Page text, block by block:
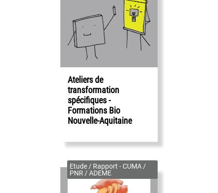
Ateliers de
transformation
spécifiques -
Formations Bio
Nouvelle-Aquitaine
Etude / Rapport - CUMA /
PNR / ADEME